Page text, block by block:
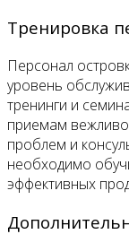
Тренировка
Персонал
уровень
тренинги и
приемам
проблем и
необходимо
эффективных